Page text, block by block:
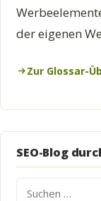
der eigenen
Zur Glossar-
SEO-Blog